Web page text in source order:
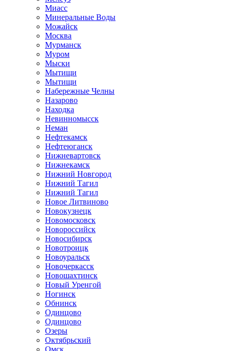
Миасс
Минеральные Воды
Можайск
Москва
Мурманск
Муром
Мыски
Мытищи
Мытищи
Набережные Челны
Назарово
Находка
Невинномысск
Неман
Нефтекамск
Нефтеюганск
Нижневартовск
Нижнекамск
Нижний Новгород
Нижний Тагил
Нижний Тагил
Новое Литвиново
Новокузнецк
Новомосковск
Новороссийск
Новосибирск
Новотроицк
Новоуральск
Новочеркасск
Новошахтинск
Новый Уренгой
Ногинск
Обнинск
Одинцово
Одинцово
Озеры
Октябрьский
Омск